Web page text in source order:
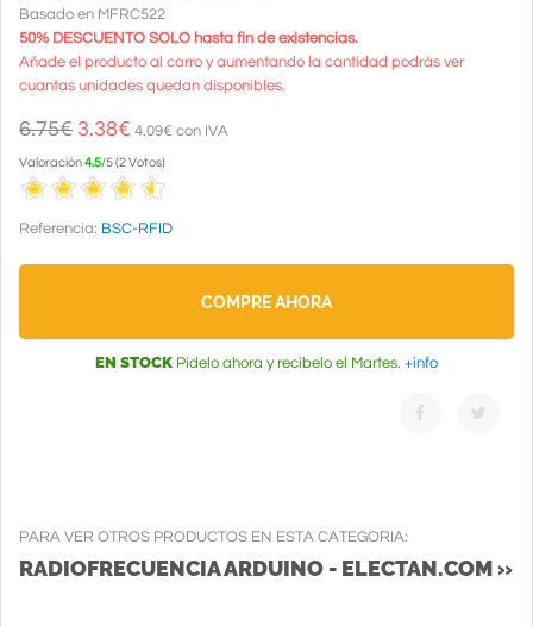
Basado en MFRC522
50% DESCUENTO SOLO hasta fin de existencias.
Añade el producto al carro y aumentando la cantidad podrás ver
cuantas unidades quedan disponibles.
6.75€ 3.38€ 4.09€ con IVA
Valoración4.5/5(2Votos)
Referencia: BSC-RFID
COMPRE AHORA
EN STOCK Pídelo ahora y recíbelo el Martes. +info
PARA VER OTROS PRODUCTOS EN ESTA CATEGORIA:
RADIOFRECUENCIA ARDUINO - ELECTAN.COM »